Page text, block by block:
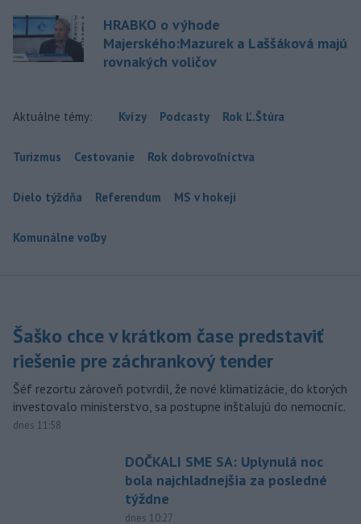
HRABKO o výhode
Majerského:Mazurek a Laššáková majú
rovnakých voličov
Aktuálne témy: Kvízy Podcasty Rok Ľ.Štúra
Turizmus Cestovanie Rok dobrovoľníctva
Dielo týždňa Referendum MS v hokeji
Komunálne voľby
Šaško chce v krátkom čase predstaviť
riešenie pre záchrankový tender
Šéf rezortu zároveň potvrdil, že nové klimatizácie, do ktorých
investovalo ministerstvo, sa postupne inštalujú do nemocníc.
dnes 11:58
DOČKALI SME SA: Uplynulá noc
bola najchladnejšia za posledné
týždne
dnes 10:27